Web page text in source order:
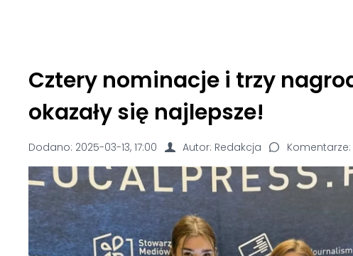
Cztery nominacje i trzy
okazały się najlepsze!
Dodano: 2025-03-13, 17:00 Autor: Redakcja